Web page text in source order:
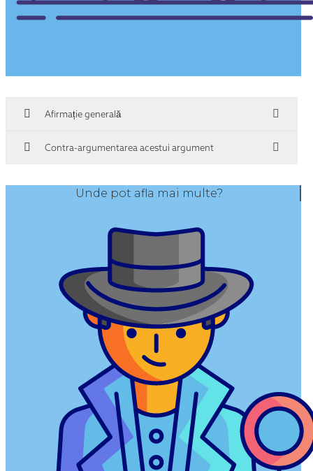
Afirmație generală
Contra-argumentarea acestui argument
Unde pot afla mai multe?